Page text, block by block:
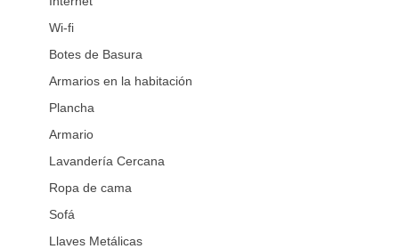
Wi-fi
Botes de Basura
Armarios en la habitación
Plancha
Armario
Lavandería Cercana
Ropa de cama
Sofá
Llaves Metálicas